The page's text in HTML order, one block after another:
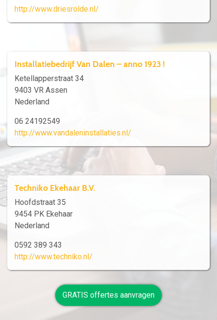
http://www.driesrolde.nl/
Installatiebedrijf Van Dalen – anno 1923 !
Ketellapperstraat 34
9403 VR Assen
Nederland
06 24192549
http://www.vandaleninstallaties.nl/
Techniko Ekehaar B.V.
Hoofdstraat 35
9454 PK Ekehaar
Nederland
0592 389 343
http://www.techniko.nl/
GRATIS offertes aanvragen